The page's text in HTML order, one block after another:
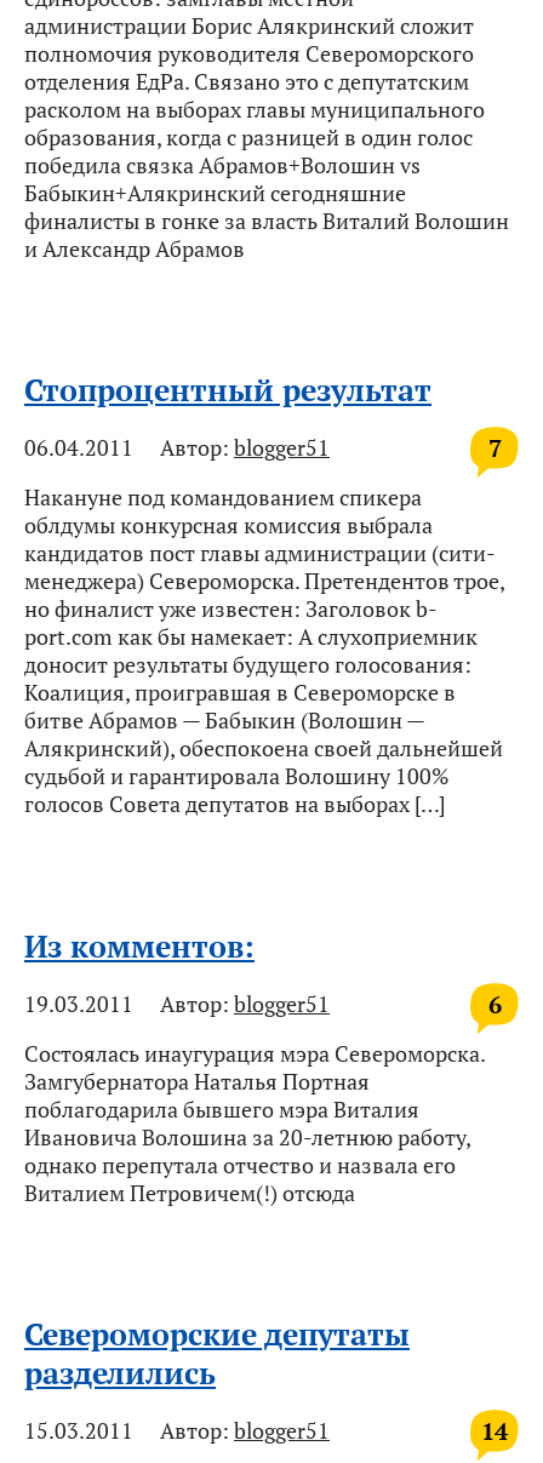
администрации Борис Алякринский сложит
полномочия руководителя Североморского
отделения ЕдРа. Связано это с депутатским
расколом на выборах главы муниципального
образования, когда с разницей в один голос
победила связка Абрамов+Волошин vs
Бабыкин+Алякринский сегодняшние
финалисты в гонке за власть Виталий Волошин
и Александр Абрамов
Стопроцентный результат
7
06.04.2011 Автор: blogger51
Накануне под командованием спикера
облдумы конкурсная комиссия выбрала
кандидатов пост главы администрации (сити-
менеджера) Североморска. Претендентов трое,
но финалист уже известен: Заголовок b-
port.com как бы намекает: А слухоприемник
доносит результаты будущего голосования:
Коалиция, проигравшая в Североморске в
битве Абрамов — Бабыкин (Волошин —
Алякринский), обеспокоена своей дальнейшей
судьбой и гарантировала Волошину 100%
голосов Совета депутатов на выборах […]
Из комментов:
6
19.03.2011 Автор: blogger51
Состоялась инаугурация мэра Североморска.
Замгубернатора Наталья Портная
поблагодарила бывшего мэра Виталия
Ивановича Волошина за 20-летнюю работу,
однако перепутала отчество и назвала его
Виталием Петровичем(!) отсюда
Североморские депутаты
разделились
14
15.03.2011 Автор: blogger51